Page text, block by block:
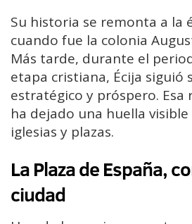
Su historia se remonta a la
cuando fue la colonia
Más tarde, durante el
etapa cristiana, Écija siguió
estratégico y próspero. Esa
ha dejado una huella visible
iglesias y plazas.
La Plaza de España,
ciudad